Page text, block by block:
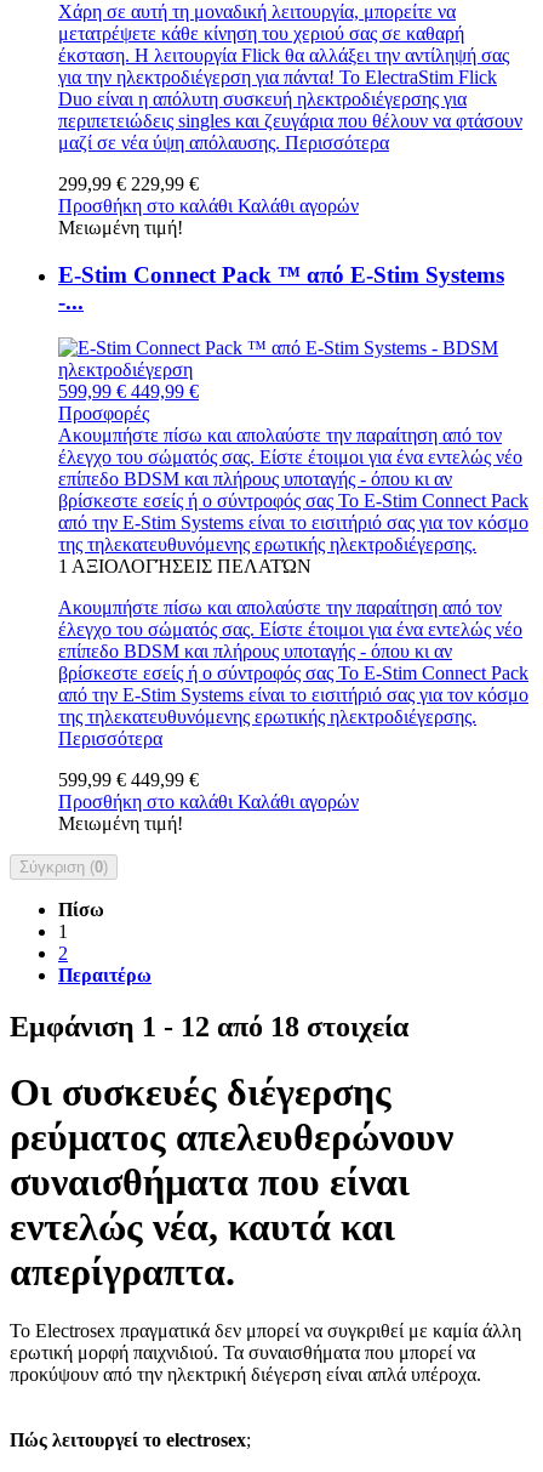
Χάρη σε αυτή τη μοναδική λειτουργία, μπορείτε να
μετατρέψετε κάθε κίνηση του χεριού σας σε καθαρή
έκσταση. Η λειτουργία Flick θα αλλάξει την αντίληψή σας
για την ηλεκτροδιέγερση για πάντα! Το ElectraStim Flick
Duo είναι η απόλυτη συσκευή ηλεκτροδιέγερσης για
περιπετειώδεις singles και ζευγάρια που θέλουν να φτάσουν
μαζί σε νέα ύψη απόλαυσης. Περισσότερα
299,99 € 229,99 €
Προσθήκη στο καλάθι Καλάθι αγορών
Μειωμένη τιμή!
E-Stim Connect Pack ™ από E-Stim Systems
-...
599,99 € 449,99 €
Προσφορές
Ακουμπήστε πίσω και απολαύστε την παραίτηση από τον
έλεγχο του σώματός σας. Είστε έτοιμοι για ένα εντελώς νέο
επίπεδο BDSM και πλήρους υποταγής - όπου κι αν
βρίσκεστε εσείς ή ο σύντροφός σας Το E-Stim Connect Pack
από την E-Stim Systems είναι το εισιτήριό σας για τον κόσμο
της τηλεκατευθυνόμενης ερωτικής ηλεκτροδιέγερσης.
1 ΑΞΙΟΛΟΓΉΣΕΙΣ ΠΕΛΑΤΏΝ
Ακουμπήστε πίσω και απολαύστε την παραίτηση από τον
έλεγχο του σώματός σας. Είστε έτοιμοι για ένα εντελώς νέο
επίπεδο BDSM και πλήρους υποταγής - όπου κι αν
βρίσκεστε εσείς ή ο σύντροφός σας Το E-Stim Connect Pack
από την E-Stim Systems είναι το εισιτήριό σας για τον κόσμο
της τηλεκατευθυνόμενης ερωτικής ηλεκτροδιέγερσης.
Περισσότερα
599,99 € 449,99 €
Προσθήκη στο καλάθι Καλάθι αγορών
Μειωμένη τιμή!
Σύγκριση (0)
Πίσω
1
2
Περαιτέρω
Εμφάνιση 1 - 12 από 18 στοιχεία
Οι συσκευές διέγερσης
ρεύματος απελευθερώνουν
συναισθήματα που είναι
εντελώς νέα, καυτά και
απερίγραπτα.
Το Electrosex πραγματικά δεν μπορεί να συγκριθεί με καμία άλλη
ερωτική μορφή παιχνιδιού. Τα συναισθήματα που μπορεί να
προκύψουν από την ηλεκτρική διέγερση είναι απλά υπέροχα.
Πώς λειτουργεί το electrosex;